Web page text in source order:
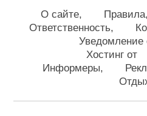
О сайте Правила
Ответственность
Уведомление
Хостинг от
Информеры